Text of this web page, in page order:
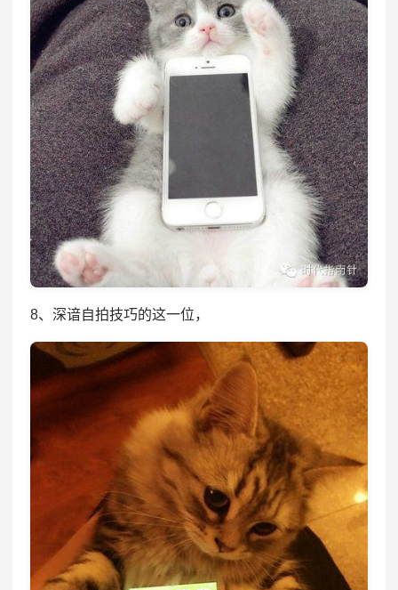
8、深谙自拍技巧的这一位，